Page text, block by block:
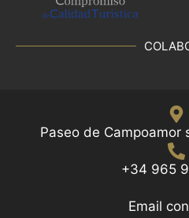
Paseo de Campoamor
+34 965
Email